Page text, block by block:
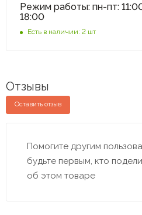
Режим работы: пн-пт:
18:00
Есть в наличии: 2 шт
Отзывы
Оставить отзыв
Помогите другим
будьте первым, кто
об этом товаре